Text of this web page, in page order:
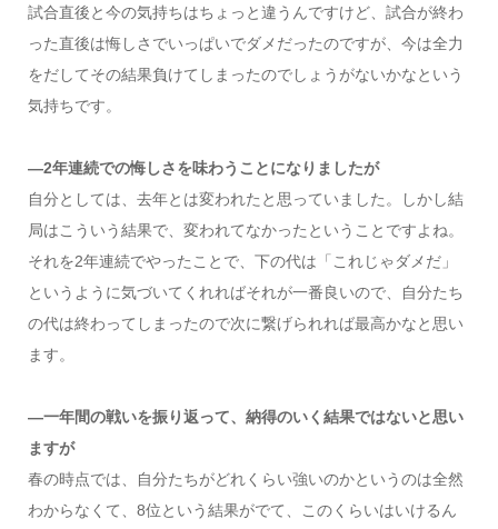
試合直後と今の気持ちはちょっと違うんですけど、試合が終わ
った直後は悔しさでいっぱいでダメだったのですが、今は全力
をだしてその結果負けてしまったのでしょうがないかなという
気持ちです。
―2年連続での悔しさを味わうことになりましたが
自分としては、去年とは変われたと思っていました。しかし結
局はこういう結果で、変われてなかったということですよね。
それを2年連続でやったことで、下の代は「これじゃダメだ」
というように気づいてくれればそれが一番良いので、自分たち
の代は終わってしまったので次に繋げられれば最高かなと思い
ます。
―一年間の戦いを振り返って、納得のいく結果ではないと思い
ますが
春の時点では、自分たちがどれくらい強いのかというのは全然
わからなくて、8位という結果がでて、このくらいはいけるん